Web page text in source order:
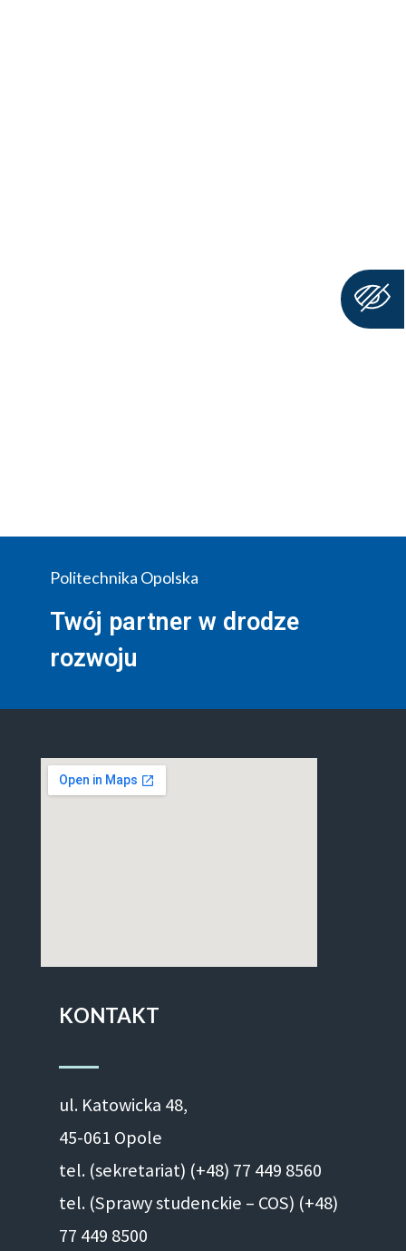
Politechnika Opolska
Twój partner w drodze
rozwoju
KONTAKT
ul. Ka­to­wic­ka 48,
45-061 Opole
tel. (sekretariat) (+48) 77 449 8560
tel. (Sprawy studenckie – COS) (+48)
77 449 8500